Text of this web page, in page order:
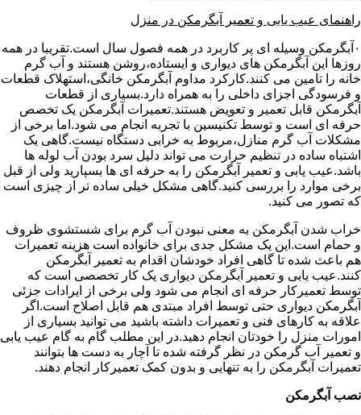
راهنمای عیب یابی و تعمیر آبگرمکن در منزل
۰آبگرمکن وسیله ای پر کاربرد در همه فصول سال است.تقریبا در همه
روزها این آبگرمکن های دیواری و ایستاده،روشن هستند و آب گرم
خانه را تامین می کنند.کارکرد مداوم آبگرمکن خانگی،استهلاک قطعات
و فرسودگی اجزای داخلی را به همراه دارد.بسیاری از قطعات
آبگرمکن قابل تعمیر و تعویض هستند.تعمیرات آبگرمکن یک تخصص
حرفه ای است و توسط تکنیسین با تجربه انجام می شود.اما برخی از
مشکلات آب گرم منازل،مربوط به خرابی دستگاه نیست.گاهی یک
اشتباه ساده در تنظیم حرارت می تواند دلیل سرد بودن آب لوله ها
باشد.عیب یابی و تعمیر آبگرمکن را به حرفه ای ها بسپارید ولی از قبل
برخی موارد را بررسی کنید.گاهی مشکل خیلی ساده تر از چیزی است
که تصور می کنید.
خراب شدن آبگرمکن به معنی نبودن آب گرم برای شستشوی ظروف
و حمام است.این یک مشکل جدی برای خانواده است هزینه تعمیرات
هم باعث شده تا گاهی افراد خودشان اقدام به تعمیر آبگرمکن
کنند.عیب یابی و تعمیر آبگرمکن دیواری یک کار تخصصی است که
توسط تعمیرکار حرفه ای انجام می شود ولی برخی از ایرادات جزئی
آبگرمکن دیواری حتی توسط افراد مبتدی هم قابل اصلاح است.اگر
علاقه به کارهای فنی و تعمیرات داشته باشید می توانید بسیاری از
امورات منزل را خودتان انجام دهید.در این مطلب گام به گام عیب یابی
و تعمیر آب گرمکن در نظر گرفته شده تا آچار به دست ها بتوانند
تعمیرات آبگرمکن را به تنهایی و بدون کمک تعمیرکار انجام دهند.
نصب آبگرمکن